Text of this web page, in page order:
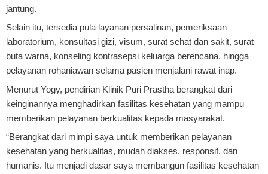
jantung.
Selain itu, tersedia pula layanan persalinan, pemeriksaan
laboratorium, konsultasi gizi, visum, surat sehat dan sakit, surat
buta warna, konseling kontrasepsi keluarga berencana, hingga
pelayanan rohaniawan selama pasien menjalani rawat inap.
Menurut Yogy, pendirian Klinik Puri Prastha berangkat dari
keinginannya menghadirkan fasilitas kesehatan yang mampu
memberikan pelayanan berkualitas kepada masyarakat.
“Berangkat dari mimpi saya untuk memberikan pelayanan
kesehatan yang berkualitas, mudah diakses, responsif, dan
humanis. Itu menjadi dasar saya membangun fasilitas kesehatan